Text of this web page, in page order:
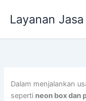
Layanan
Dalam menjalankan
seperti neon box dan